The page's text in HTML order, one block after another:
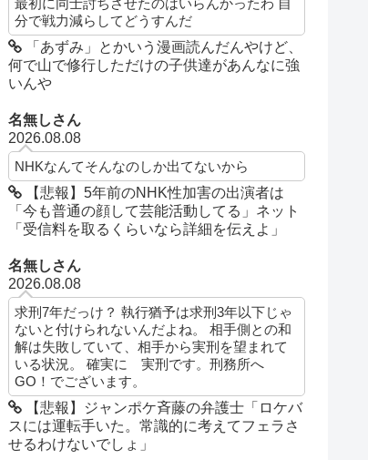
最初に同士討ちさせたのはいらんかったわ 自
分で戦力減らしてどうすんだ
「あずみ」とかいう漫画読んだんやけど、
何で山で修行しただけの子供達があんなに強
いんや
名無しさん
2026.08.08
NHKなんてそんなのしか出てないから
【悲報】5年前のNHK性加害の出演者は
「今も普通の顔して芸能活動してる」ネット
「受信料を取るくらいなら詳細を伝えよ」
名無しさん
2026.08.08
求刑7年だっけ？ 執行猶予は求刑3年以下じゃ
ないと付けられないんだよね。 相手側との和
解は失敗していて、相手から実刑を望まれて
いる状況。 確実に 実刑です。刑務所へ
GO！でございます。
【悲報】ジャンポケ斉藤の弁護士「ロケバ
スには運転手いた。常識的に考えてフェラさ
せるわけないでしょ」